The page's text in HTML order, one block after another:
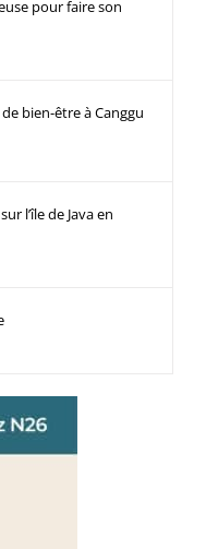
pour faire son
bien-être à Canggu
l’île de Java en